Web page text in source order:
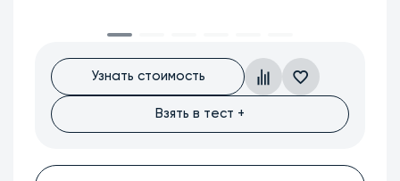
Узнать стоимость
Взять в тест +